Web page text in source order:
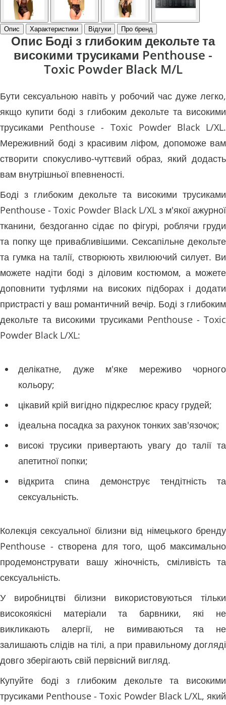
Опис Характеристики Відгуки Про бренд
Опис Боді з глибоким декольте та
високими трусиками Penthouse -
Toxic Powder Black M/L
Бути сексуальною навіть у робочий час дуже легко,
якщо купити боді з глибоким декольте та високими
трусиками Penthouse - Toxic Powder Black L/XL.
Мереживний боді з красивим ліфом, допоможе вам
створити спокусливо-чуттєвий образ, який додасть
вам внутрішньої впевненості.
Боді з глибоким декольте та високими трусиками
Penthouse - Toxic Powder Black L/XL з м'якої ажурної
тканини, бездоганно сідає по фігурі, роблячи груди
та попку ще привабливішими. Сексапільне декольте
та гумка на талії, створюють хвилюючий силует. Ви
можете надіти боді з діловим костюмом, а можете
доповнити туфлями на високих підборах і додати
пристрасті у ваш романтичний вечір. Боді з глибоким
декольте та високими трусиками Penthouse - Toxic
Powder Black L/XL:
делікатне, дуже м'яке мереживо чорного
кольору;
цікавий крій вигідно підкреслює красу грудей;
ідеальна посадка за рахунок тонких зав'язочок;
високі трусики привертають увагу до талії та
апетитної попки;
відкрита спина демонструє тендітність та
сексуальність.
Колекція сексуальної білизни від німецького бренду
Penthouse - створена для того, щоб максимально
продемонструвати вашу жіночність, сміливість та
сексуальність.
У виробництві білизни використовуються тільки
високоякісні матеріали та барвники, які не
викликають алергії, не вимиваються та не
залишають слідів на тілі, а при правильному догляді
довго зберігають свій первісний вигляд.
Купуйте боді з глибоким декольте та високими
трусиками Penthouse - Toxic Powder Black L/XL, який